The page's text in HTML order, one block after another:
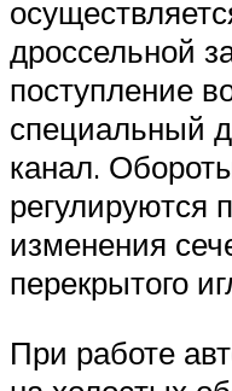
дроссельной
поступление
специальный
канал.
регулируются
изменения
перекрытого
При работе